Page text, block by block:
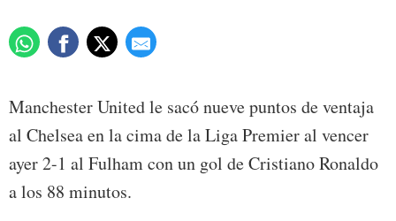
Manchester United le sacó nueve puntos de ventaja
al Chelsea en la cima de la Liga Premier al vencer
ayer 2-1 al Fulham con un gol de Cristiano Ronaldo
a los 88 minutos.